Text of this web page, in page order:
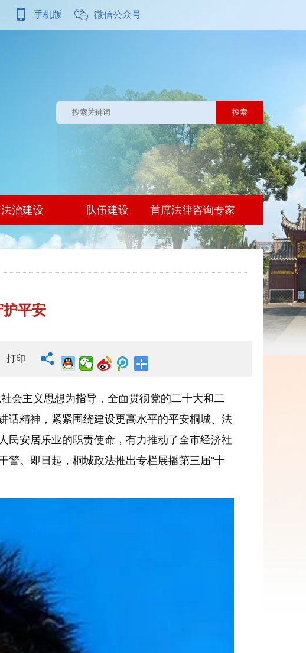
手机版 微信公众号
法治建设 队伍建设 首席法律咨询专家
平安
打印
会主义思想为指导，全面贯彻党的二十大和二
话精神，紧紧围绕建设更高水平的平安桐城、法
民安居乐业的职责使命，有力推动了全市经济社
警。即日起，桐城政法推出专栏展播第三届“十